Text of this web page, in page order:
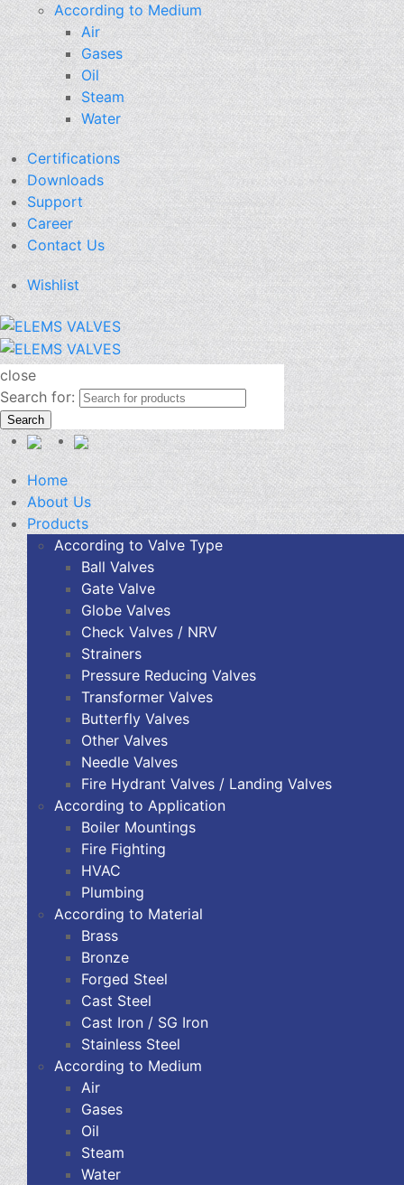
According to Medium
Air
Gases
Oil
Steam
Water
Certifications
Downloads
Support
Career
Contact Us
Wishlist
close
Search for:
Search
Home
About Us
Products
According to Valve Type
Ball Valves
Gate Valve
Globe Valves
Check Valves / NRV
Strainers
Pressure Reducing Valves
Transformer Valves
Butterfly Valves
Other Valves
Needle Valves
Fire Hydrant Valves / Landing Valves
According to Application
Boiler Mountings
Fire Fighting
HVAC
Plumbing
According to Material
Brass
Bronze
Forged Steel
Cast Steel
Cast Iron / SG Iron
Stainless Steel
According to Medium
Air
Gases
Oil
Steam
Water